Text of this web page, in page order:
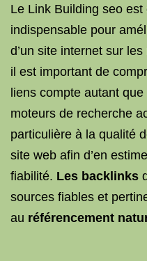
Le Link Building seo
indispensable pour
d’un site internet sur
il est important de
liens compte autant
moteurs de recherche
particulière à la qualité
site web afin d’en
fiabilité. Les backlinks
sources fiables et
au référencement